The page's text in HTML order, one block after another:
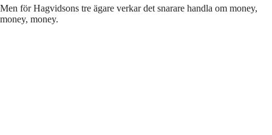
Men för Hagvidsons tre ägare verkar det snarare handla om money,
money, money.